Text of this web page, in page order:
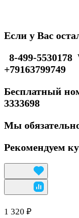
Если у Вас
8-499-
+79163799749
Бесплатный
3333698
Мы
Рекомендуем
1 320 ₽